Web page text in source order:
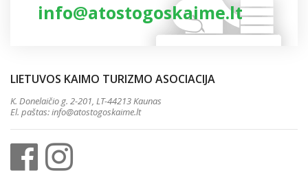
info@atostogoskaime.lt
LIETUVOS KAIMO TURIZMO ASOCIACIJA
K. Donelaičio g. 2-201, LT-44213 Kaunas
El. paštas:info@atostogoskaime.lt